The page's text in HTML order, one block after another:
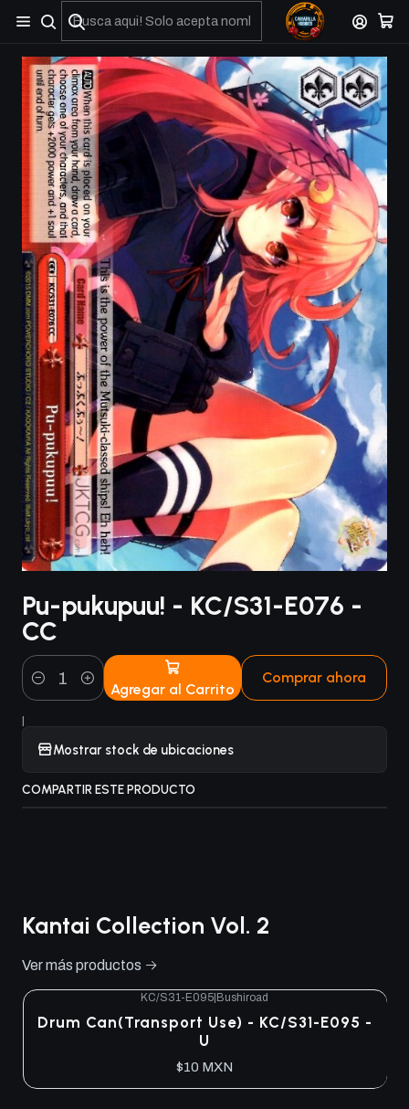
No olviden reportar sus depositos y transferencias por Whatsapp
Pu-pukupuu! - KC/S31-E076 -
CC
Cantidad Agregar al Carrito
Comprar ahora
|
Mostrar stock de ubicaciones
COMPARTIR ESTE PRODUCTO
Kantai Collection Vol. 2
Ver más productos
KC/S31-E095 Bushiroad
Drum Can(Transport Use) - KC/S31-E095 -
U
$10 MXN